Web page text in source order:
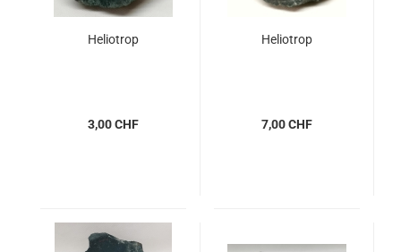
Heliotrop
3,00 CHF
Heliotrop
7,00 CHF